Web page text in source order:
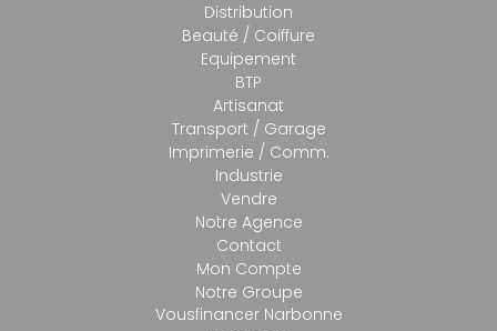
Distribution
Beauté / Coiffure
Equipement
BTP
Artisanat
Transport / Garage
Imprimerie / Comm.
Industrie
Vendre
Notre Agence
Contact
Mon Compte
Notre Groupe
Vousfinancer Narbonne